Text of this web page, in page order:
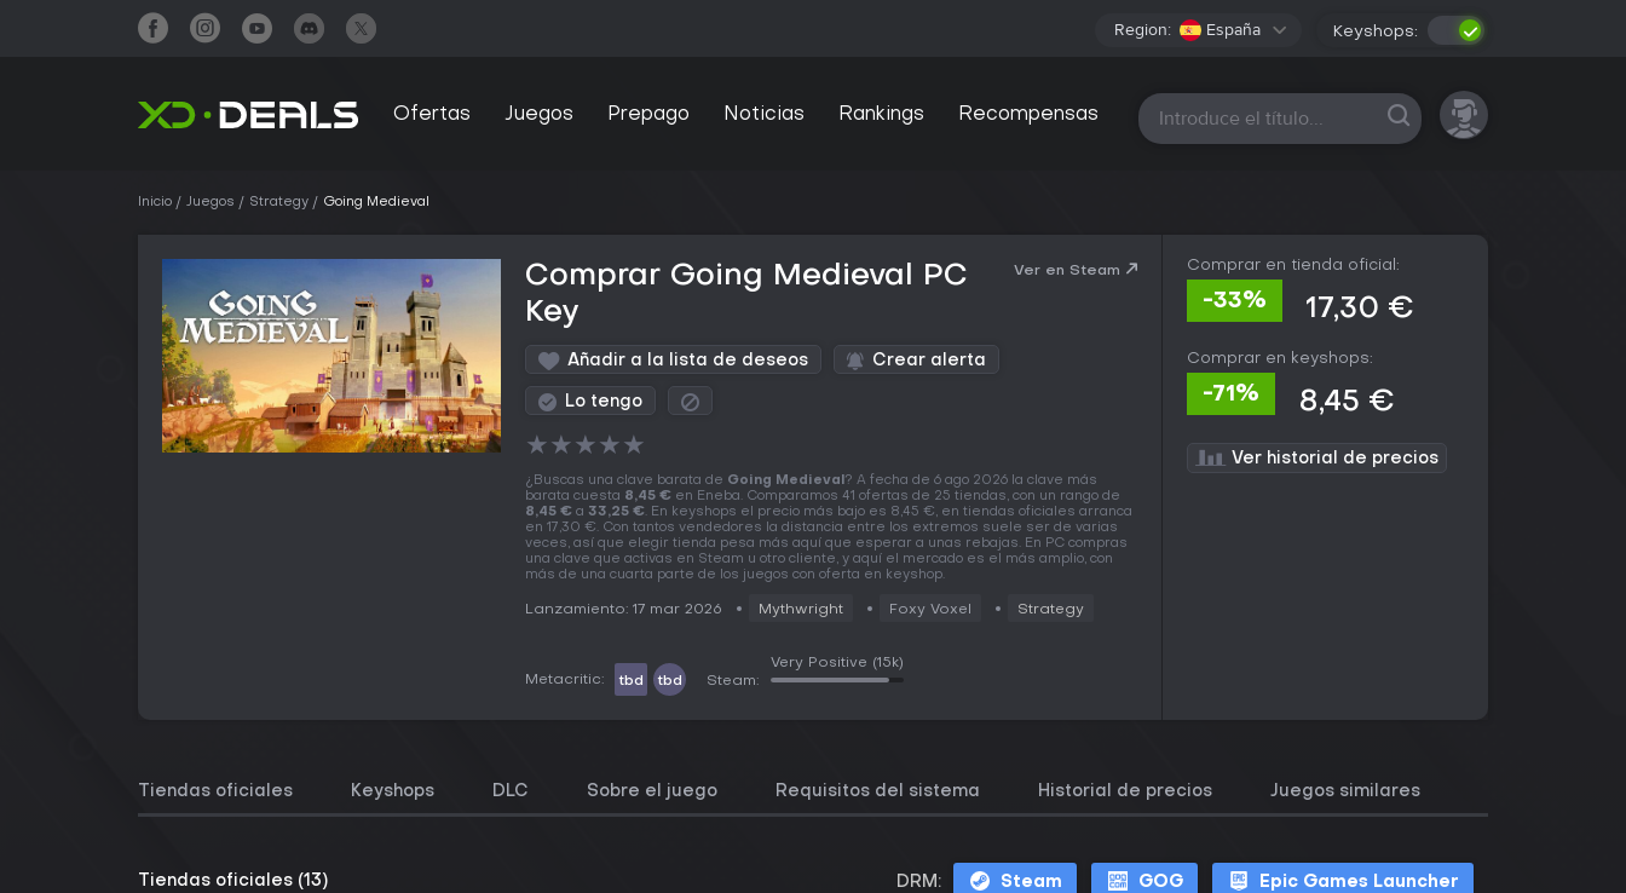
Region: España Keyshops:
Ofertas Juegos Prepago Noticias Rankings Recompensas Todas las plataformas
Inicio Juegos Strategy Going Medieval
Comprar Going Medieval PC
Key
Ver en Steam
Añadir a la lista de deseos Crear alerta
Lo tengo
★★★★★
¿Buscas una clave barata de Going Medieval ? A fecha de 6 ago 2026 la clave más
barata cuesta 8,45 € en Eneba. Comparamos 41 ofertas de 25 tiendas, con un rango de
8,45 € a 33,25 €. En keyshops el precio más bajo es 8,45 €, en tiendas oficiales arranca
en 17,30 €. Con tantos vendedores la distancia entre los extremos suele ser de varias
veces, así que elegir tienda pesa más aquí que esperar a unas rebajas. En PC compras
una clave que activas en Steam u otro cliente, y aquí el mercado es el más amplio, con
más de una cuarta parte de los juegos con oferta en keyshop.
Lanzamiento: 17 mar 2026 Mythwright Foxy Voxel Strategy
Metacritic: tbd tbd Steam:
Very Positive (15k)
Comprar en tienda oficial:
-33% 17,30 €
Comprar en keyshops:
-71% 8,45 €
Ver historial de precios
Tiendas oficiales Keyshops DLC Sobre el juego Requisitos del sistema Historial de precios Juegos similares
Tiendas oficiales (13) DRM: Steam GOG Epic Games Launcher